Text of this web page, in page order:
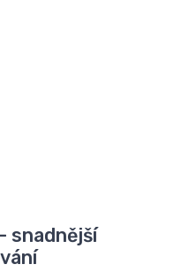
snadnější